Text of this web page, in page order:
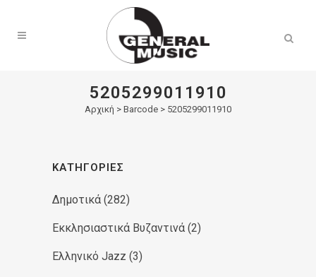
5205299011910
Αρχική > Barcode > 5205299011910
ΚΑΤΗΓΟΡΊΕΣ
Δημοτικά (282)
Εκκλησιαστικά Βυζαντινά (2)
Ελληνικό Jazz (3)